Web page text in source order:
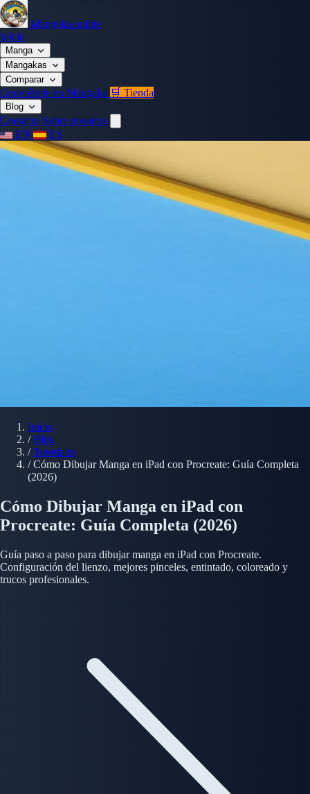
Mangaka.online
Inicio
Manga
Mangakas
Comparar
Conviértete en Mangaka 🛒 Tienda
Blog
Contacto Sobre nosotros
EN
ES
Inicio
/ Blog
/ Tutoriales
/ Cómo Dibujar Manga en iPad con Procreate: Guía Completa
(2026)
Cómo Dibujar Manga en iPad con
Procreate: Guía Completa (2026)
Guía paso a paso para dibujar manga en iPad con Procreate.
Configuración del lienzo, mejores pinceles, entintado, coloreado y
trucos profesionales.